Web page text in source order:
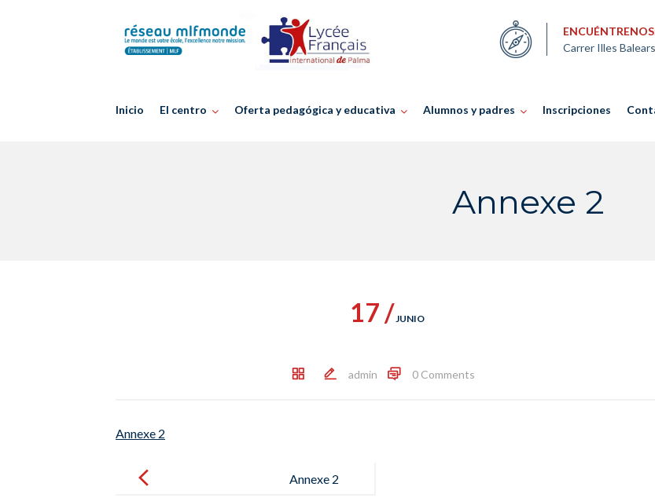
Carrer Illes
Inicio El centro Oferta pedagógica y educativa Alumnos y padres Inscripciones
Annexe 2
17 /JUNIO
admin 0 Comments
Annexe 2
navigation
Annexe 2